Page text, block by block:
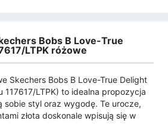
Bobs B Love-True
LTPK różowe
Skechers Bobs B Love-True Delight
117617/LTPK) to idealna propozycja
sobie styl oraz wygodę. Te urocze,
złota doskonale wpisują się w